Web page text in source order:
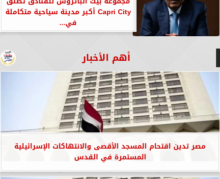
Capri City أكبر مدينة سياحية متكاملة
في...
أهم الأخبار
مصر تدين اقتحام المسجد الأقصى والانتهاكات الإسرائيلية
المستمرة في القدس